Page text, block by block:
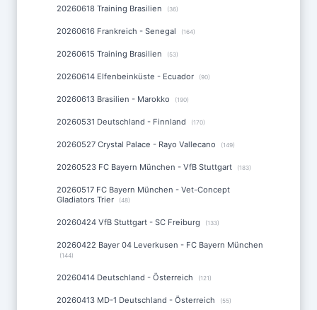
20260618 Training Brasilien (36)
20260616 Frankreich - Senegal (164)
20260615 Training Brasilien (53)
20260614 Elfenbeinküste - Ecuador (90)
20260613 Brasilien - Marokko (190)
20260531 Deutschland - Finnland (170)
20260527 Crystal Palace - Rayo Vallecano (149)
20260523 FC Bayern München - VfB Stuttgart (183)
20260517 FC Bayern München - Vet-Concept
Gladiators Trier
(48)
20260424 VfB Stuttgart - SC Freiburg (133)
20260422 Bayer 04 Leverkusen - FC Bayern München
(144)
20260414 Deutschland - Österreich (121)
20260413 MD-1 Deutschland - Österreich (55)